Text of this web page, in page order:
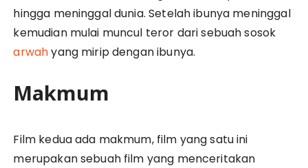
hingga meninggal dunia. Setelah ibunya meninggal
kemudian mulai muncul teror dari sebuah sosok
arwahyang mirip dengan ibunya.
Makmum
Film kedua ada makmum, film yang satu ini
merupakan sebuah film yang menceritakan